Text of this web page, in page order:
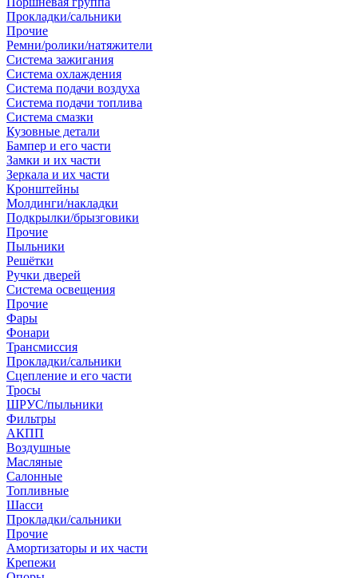
Прокладки/сальники
Прочие
Ремни/ролики/натяжители
Система зажигания
Система охлаждения
Система подачи воздуха
Система подачи топлива
Система смазки
Кузовные детали
Бампер и его части
Замки и их части
Зеркала и их части
Кронштейны
Молдинги/накладки
Подкрылки/брызговики
Прочие
Пыльники
Решётки
Ручки дверей
Система освещения
Прочие
Фары
Фонари
Трансмиссия
Прокладки/сальники
Сцепление и его части
Тросы
ШРУС/пыльники
Фильтры
АКПП
Воздушные
Масляные
Салонные
Топливные
Шасси
Прокладки/сальники
Прочие
Амортизаторы и их части
Крепежи